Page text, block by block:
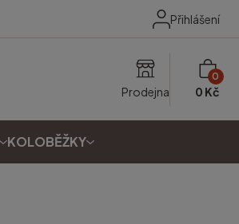
Přihlášení
Prodejna
0
0 Kč
KOLOBĚŽKY